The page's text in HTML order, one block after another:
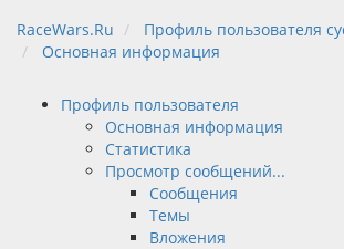
RaceWars.Ru
Профиль пользователя
Основная информация
Профиль пользователя
Основная информация
Статистика
Просмотр сообщений...
Сообщения
Темы
Вложения